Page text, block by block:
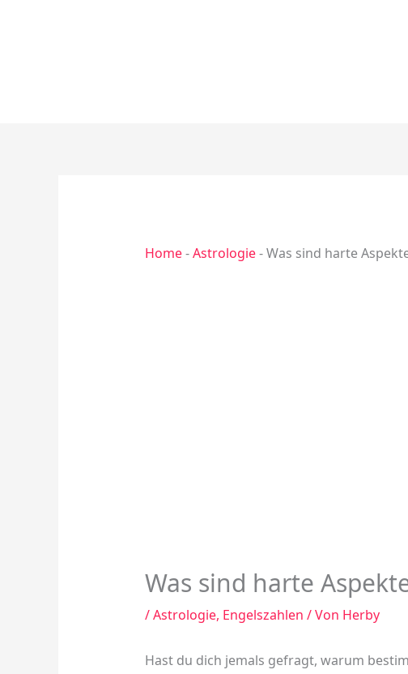
Home-Astrologie-Was sind harte
Was sind harte
/Astrologie, Engelszahlen / Von Herby
Hast du dich jemals gefragt, warum